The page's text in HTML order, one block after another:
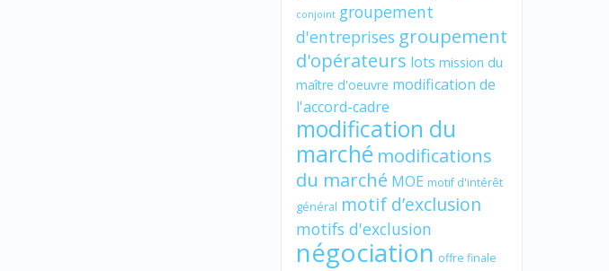
conjoint groupement
d'entreprises groupement
d'opérateurs lots mission du
maître d'oeuvre modification de
l'accord-cadre
modification du
marché modifications
du marché MOE motif d'intérêt
général motif d’exclusion
motifs d'exclusion
négociation offre finale